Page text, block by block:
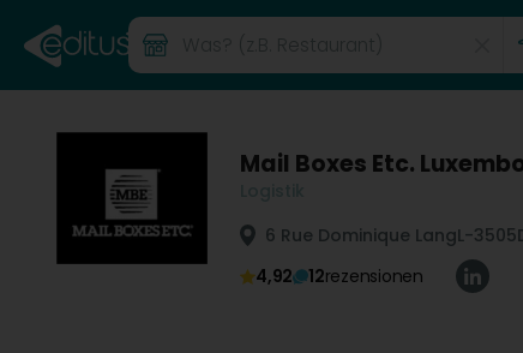
Mail Boxes Etc.
6 Rue Dominique LangL-3505
4,92
12rezensionen